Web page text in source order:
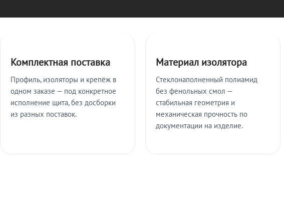
Комплектная поставка
Профиль, изоляторы и крепёж в
одном заказе — под конкретное
исполнение щита, без досборки
из разных поставок.
Материал изолятора
Стеклонаполненный полиамид
без фенольных смол —
стабильная геометрия и
механическая прочность по
документации на изделие.